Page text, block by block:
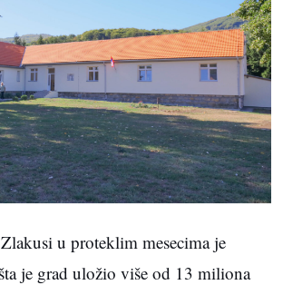
u proteklim mesecima je
je grad uložio više od 13 miliona